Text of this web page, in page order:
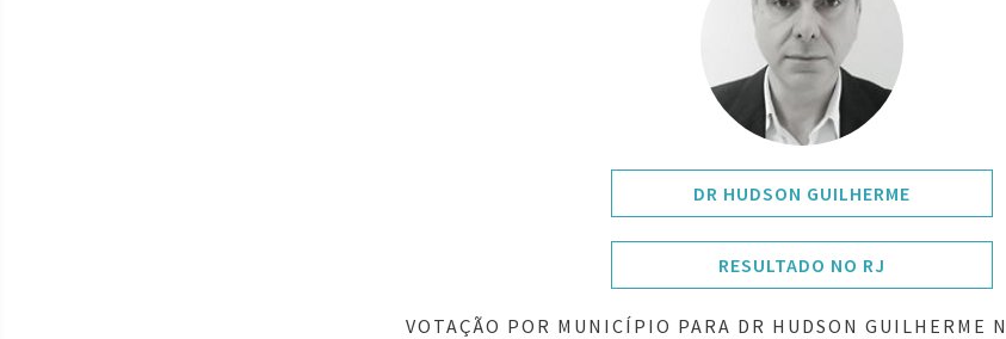
DR HUDSON GUILHERME
RESULTADO NO RJ
VOTAÇÃO POR MUNICÍPIO PARA DR HUDSON GUILHERME